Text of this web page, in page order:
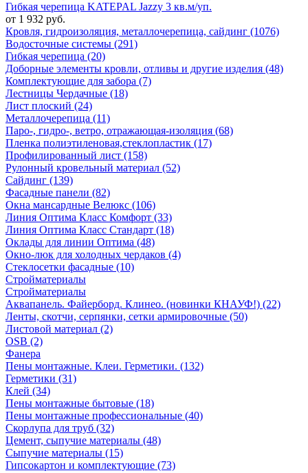
Гибкая черепица KATEPAL Jazzy 3 кв.м/уп.
от 1 932 руб.
Кровля, гидроизоляция, металлочерепица, сайдинг (1076)
Водосточные системы (291)
Гибкая черепица (20)
Доборные элементы кровли, отливы и другие изделия (48)
Комплектующие для забора (7)
Лестницы Чердачные (18)
Лист плоский (24)
Металлочерепица (11)
Паро-, гидро-, ветро, отражающая-изоляция (68)
Пленка полиэтиленовая,стеклопластик (17)
Профилированный лист (158)
Рулонный кровельный материал (52)
Сайдинг (139)
Фасадные панели (82)
Окна мансардные Велюкс (106)
Линия Оптима Класс Комфорт (33)
Линия Оптима Класс Стандарт (18)
Оклады для линии Оптима (48)
Окно-люк для холодных чердаков (4)
Стеклосетки фасадные (10)
Стройматериалы
Стройматериалы
Аквапанель. Файерборд. Клинео. (новинки КНАУФ!) (22)
Ленты, скотчи, серпянки, сетки армировочные (50)
Листовой материал (2)
OSB (2)
Фанера
Пены монтажные. Клеи. Герметики. (132)
Герметики (31)
Клей (34)
Пены монтажные бытовые (18)
Пены монтажные профессиональные (40)
Скорлупа для труб (32)
Цемент, сыпучие материалы (48)
Сыпучие материалы (15)
Гипсокартон и комплектующие (73)